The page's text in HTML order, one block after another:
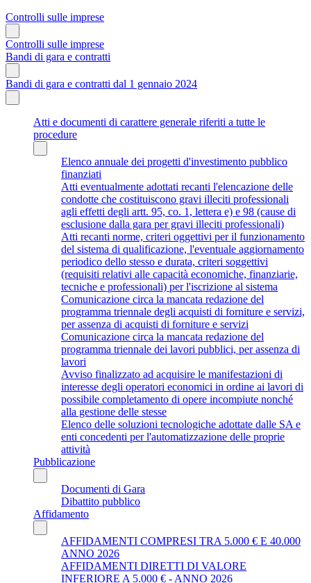
Controlli sulle imprese
Controlli sulle imprese
Bandi di gara e contratti
Bandi di gara e contratti dal 1 gennaio 2024
Atti e documenti di carattere generale riferiti a tutte le
procedure
Elenco annuale dei progetti d'investimento pubblico
finanziati
Atti eventualmente adottati recanti l'elencazione delle
condotte che costituiscono gravi illeciti professionali
agli effetti degli artt. 95, co. 1, lettera e) e 98 (cause di
esclusione dalla gara per gravi illeciti professionali)
Atti recanti norme, criteri oggettivi per il funzionamento
del sistema di qualificazione, l'eventuale aggiornamento
periodico dello stesso e durata, criteri soggettivi
(requisiti relativi alle capacità economiche, finanziarie,
tecniche e professionali) per l'iscrizione al sistema
Comunicazione circa la mancata redazione del
programma triennale degli acquisti di forniture e servizi,
per assenza di acquisti di forniture e servizi
Comunicazione circa la mancata redazione del
programma triennale dei lavori pubblici, per assenza di
lavori
Avviso finalizzato ad acquisire le manifestazioni di
interesse degli operatori economici in ordine ai lavori di
possibile completamento di opere incompiute nonché
alla gestione delle stesse
Elenco delle soluzioni tecnologiche adottate dalle SA e
enti concedenti per l'automatizzazione delle proprie
attività
Pubblicazione
Documenti di Gara
Dibattito pubblico
Affidamento
AFFIDAMENTI COMPRESI TRA 5.000 € E 40.000
ANNO 2026
AFFIDAMENTI DIRETTI DI VALORE
INFERIORE A 5.000 € - ANNO 2026